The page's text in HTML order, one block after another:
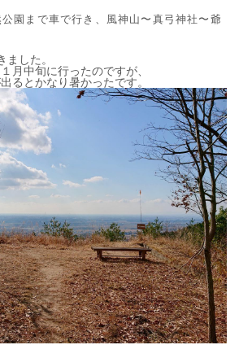
園まで車で行き、風神山〜真弓神社〜爺
した。
月中旬に行ったのですが、
るとかなり暑かったです。